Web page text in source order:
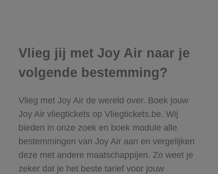
Vlieg jij met Joy Air naar je
volgende bestemming?
Vlieg met Joy Air de wereld over. Boek jouw
Joy Air vliegtickets op Vliegtickets.be. Wij
bieden in onze zoek en boek module alle
bestemmingen van Joy Air aan en vergelijken
deze met andere maatschappijen. Zo weet je
zeker dat je het beste tarief voor jouw